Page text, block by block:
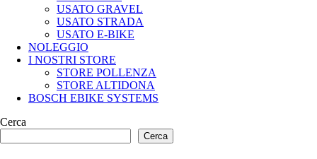
USATO GRAVEL
USATO STRADA
USATO E-BIKE
NOLEGGIO
I NOSTRI STORE
STORE POLLENZA
STORE ALTIDONA
BOSCH EBIKE SYSTEMS
Cerca
Cerca